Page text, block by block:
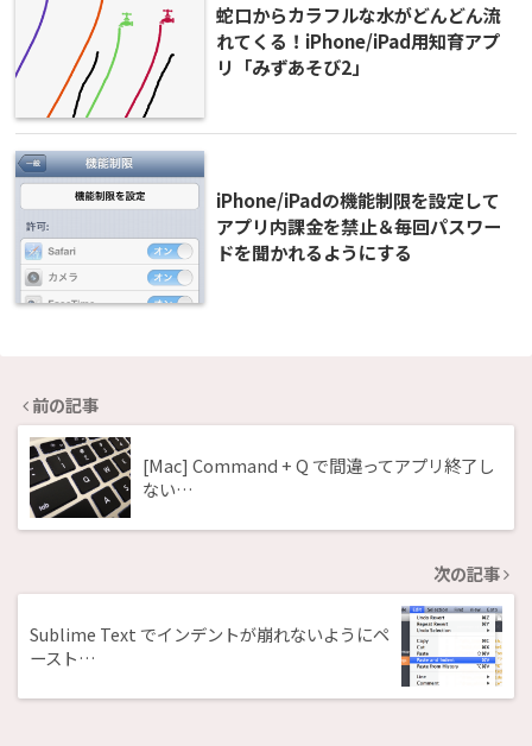
蛇口からカラフルな水がどんどん流
れてくる！iPhone/iPad用知育アプ
リ「みずあそび2」
iPhone/iPadの機能制限を設定して
アプリ内課金を禁止＆毎回パスワー
ドを聞かれるようにする
前の記事
[Mac] Command + Q で間違ってアプリ終了し
ない…
次の記事
Sublime Text でインデントが崩れないようにペ
ースト…